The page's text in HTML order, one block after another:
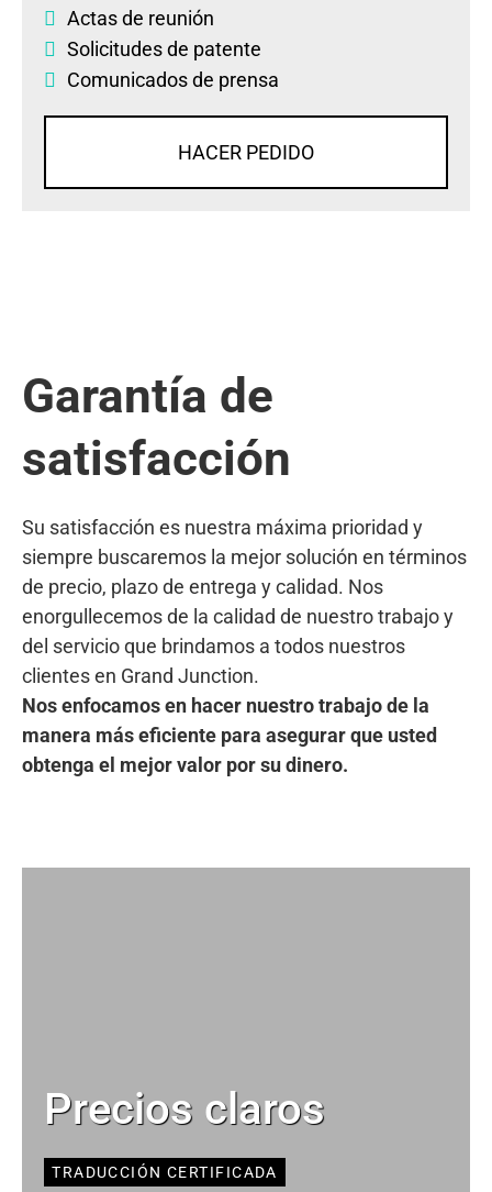
Actas de reunión
Solicitudes de patente
Comunicados de prensa
HACER PEDIDO
Garantía de
satisfacción
Su satisfacción es nuestra máxima prioridad y
siempre buscaremos la mejor solución en términos
de precio, plazo de entrega y calidad. Nos
enorgullecemos de la calidad de nuestro trabajo y
del servicio que brindamos a todos nuestros
clientes en Grand Junction.
Nos enfocamos en hacer nuestro trabajo de la
manera más eficiente para asegurar que usted
obtenga el mejor valor por su dinero.
Precios claros
TRADUCCIÓN CERTIFICADA